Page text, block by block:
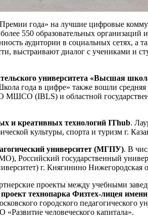
года» на лучшие цифровые
550 образовательных
аудитории в социальных сетях,
выстраивают диалог с учениками и
университета «Высшая
года в цифре» также вошли
(IBLS) и областной
и креативных технологий IThub.
культуры, спорта и туризм г.
университет (МГПУ). В
Российский государственный
г. Княгинино Нижегородская
проекты между учебными
проект технопарка Физтех-лицея
городского педагогического
человеческого капитала».